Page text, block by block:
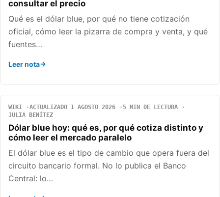
consultar el precio
Qué es el dólar blue, por qué no tiene cotización
oficial, cómo leer la pizarra de compra y venta, y qué
fuentes…
Leer nota
WIKI ACTUALIZADO 1 AGOSTO 2026
5 MIN DE LECTURA
JULIA BENÍTEZ
Dólar blue hoy: qué es, por qué cotiza distinto y
cómo leer el mercado paralelo
El dólar blue es el tipo de cambio que opera fuera del
circuito bancario formal. No lo publica el Banco
Central: lo…